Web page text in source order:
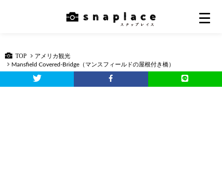
TOP
アメリカ観光
Mansfield Covered-Bridge（マンスフィールドの屋根付き橋）